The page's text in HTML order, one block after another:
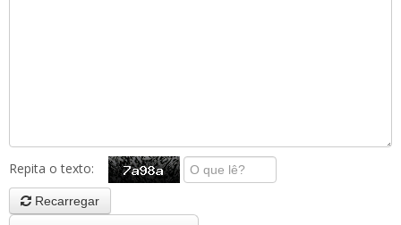
Repita o texto:
Recarregar